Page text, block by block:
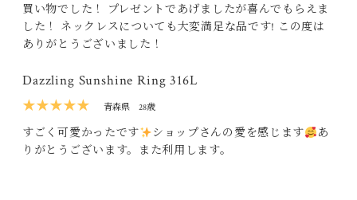
買い物でした！ プレゼントであげましたが喜んでもらえま
した！ ネックレスについても大変満足な品です! この度は
ありがとうございました！
Dazzling Sunshine Ring 316L
★★★★★
青森県 28歳
すごく可愛かったです ショップさんの愛を感じます
あ
りがとうございます。また利用します。